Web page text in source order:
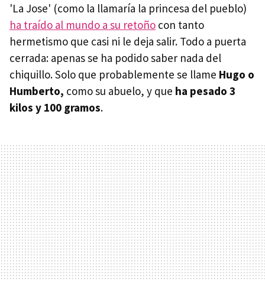
'La Jose' (como la llamaría la princesa del pueblo)
ha traído al mundo a su retoño con tanto
hermetismo que casi ni le deja salir. Todo a puerta
cerrada: apenas se ha podido saber nada del
chiquillo. Solo que probablemente se llame Hugo o
Humberto, como su abuelo, y que ha pesado 3
kilos y 100 gramos.